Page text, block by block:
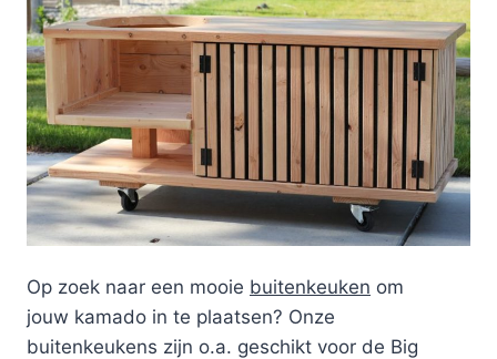
Op zoek naar een mooie buitenkeuken om
jouw kamado in te plaatsen? Onze
buitenkeukens zijn o.a. geschikt voor de Big